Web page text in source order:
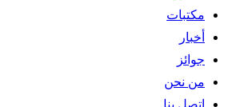
مكتبات
أخبار
جوائز
من نحن
اتصل بنا